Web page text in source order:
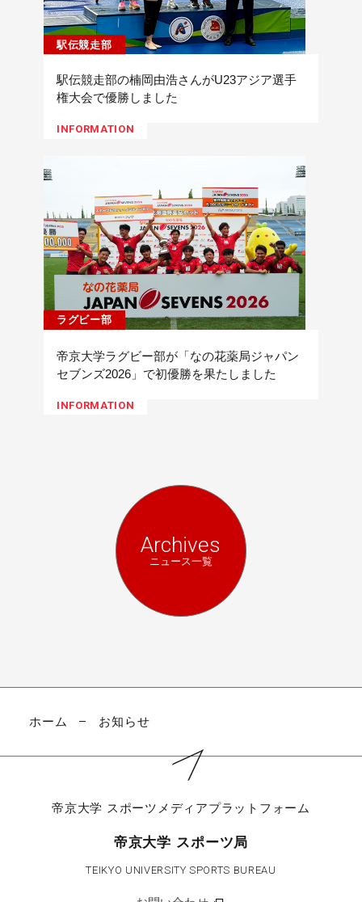
駅伝競走部
駅伝競走部の楠岡由浩さんがU23アジア選手
権大会で優勝しました
INFORMATION
ラグビー部
帝京大学ラグビー部が「なの花薬局ジャパン
セブンズ2026」で初優勝を果たしました
INFORMATION
Archives
ニュース一覧
ホーム お知らせ
帝京大学 スポーツメディアプラットフォーム
帝京大学 スポーツ局
TEIKYO UNIVERSITY SPORTS BUREAU